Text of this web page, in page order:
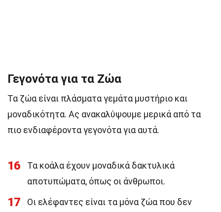
Γεγονότα για τα Ζώα
Τα ζώα είναι πλάσματα γεμάτα μυστήριο και
μοναδικότητα. Ας ανακαλύψουμε μερικά από τα
πιο ενδιαφέροντα γεγονότα για αυτά.
16
Τα κοάλα έχουν μοναδικά δακτυλικά
αποτυπώματα, όπως οι άνθρωποι.
17
Οι ελέφαντες είναι τα μόνα ζώα που δεν